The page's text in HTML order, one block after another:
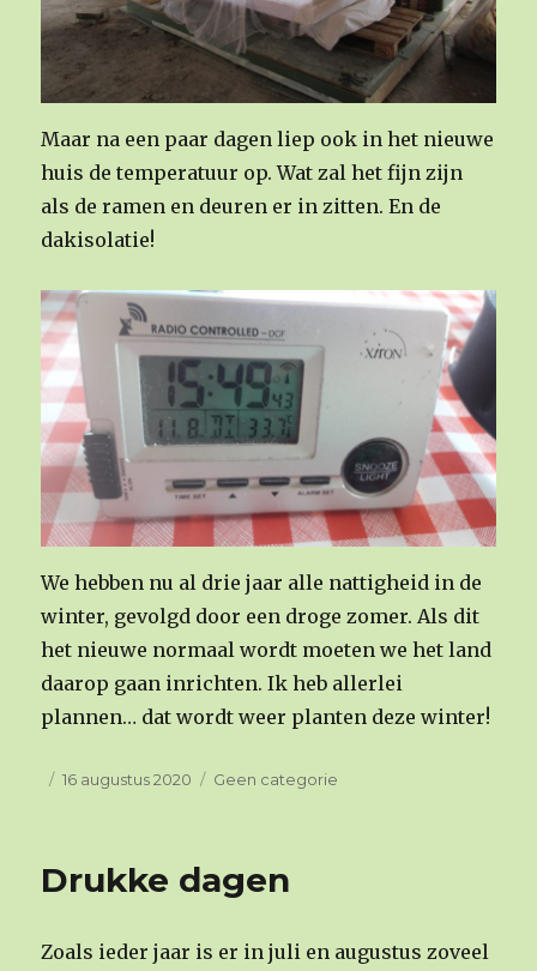
Maar na een paar dagen liep ook in het nieuwe
huis de temperatuur op. Wat zal het fijn zijn
als de ramen en deuren er in zitten. En de
dakisolatie!
We hebben nu al drie jaar alle nattigheid in de
winter, gevolgd door een droge zomer. Als dit
het nieuwe normaal wordt moeten we het land
daarop gaan inrichten. Ik heb allerlei
plannen… dat wordt weer planten deze winter!
Geplaatst
16 augustus 2020 Categorieën
Geen categorie
Drukke dagen
Zoals ieder jaar is er in juli en augustus zoveel